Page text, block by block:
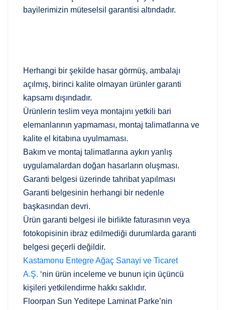
bayilerimizin müteselsil garantisi altındadır.
Herhangi bir şekilde hasar görmüş, ambalajı
açılmış, birinci kalite olmayan ürünler garanti
kapsamı dışındadır.
Ürünlerin teslim veya montajını yetkili bari
elemanlarının yapmaması, montaj talimatlarına ve
kalite el kitabına uyulmaması.
Bakım ve montaj talimatlarına aykırı yanlış
uygulamalardan doğan hasarların oluşması.
Garanti belgesi üzerinde tahribat yapılması
Garanti belgesinin herhangi bir nedenle
başkasından devri.
Ürün garanti belgesi ile birlikte faturasının veya
fotokopisinin ibraz edilmediği durumlarda garanti
belgesi geçerli değildir.
Kastamonu Entegre Ağaç Sanayi ve Ticaret
A.Ş. ‘nin ürün inceleme ve bunun için üçüncü
kişileri yetkilendirme hakkı saklıdır.
Floorpan Sun Yeditepe Laminat Parke’nin